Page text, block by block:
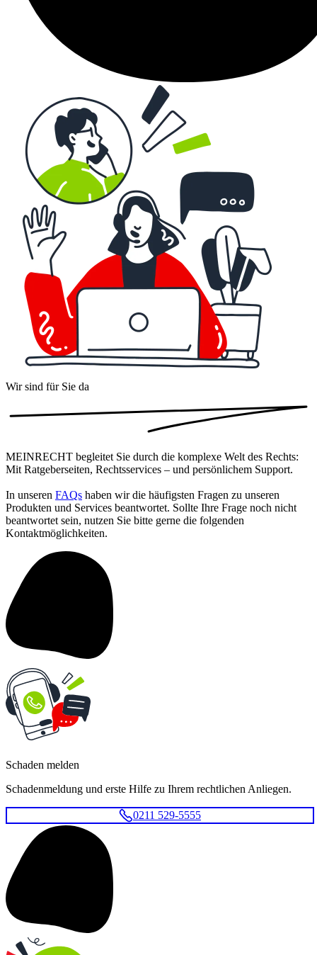
Wir sind für Sie da
MEINRECHT begleitet Sie durch die komplexe Welt des Rechts:
Mit Ratgeberseiten, Rechtsservices – und persönlichem Support.
In unseren FAQs haben wir die häufigsten Fragen zu unseren
Produkten und Services beantwortet. Sollte Ihre Frage noch nicht
beantwortet sein, nutzen Sie bitte gerne die folgenden
Kontaktmöglichkeiten.
Schaden melden
Schadenmeldung und erste Hilfe zu Ihrem rechtlichen Anliegen.
0211 529-5555